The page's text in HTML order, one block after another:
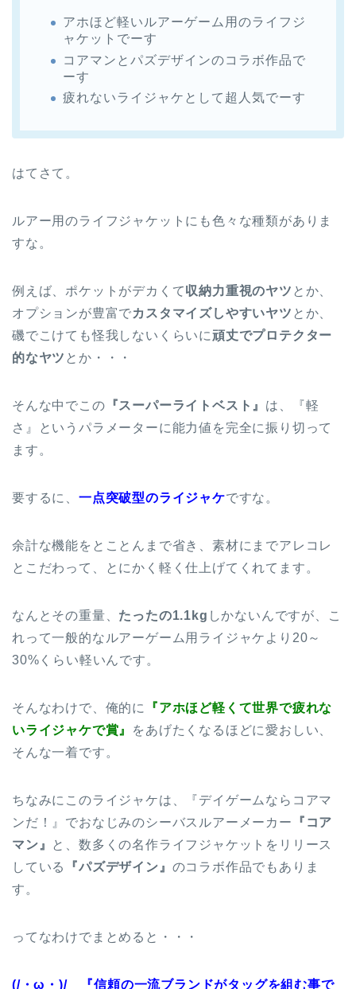
アホほど軽いルアーゲーム用のライフジ
ャケットでーす
コアマンとパズデザインのコラボ作品で
ーす
疲れないライジャケとして超人気でーす
はてさて。
ルアー用のライフジャケットにも色々な種類がありま
すな。
例えば、ポケットがデカくて収納力重視のヤツ とか、
オプションが豊富でカスタマイズしやすいヤツ とか、
磯でこけても怪我しないくらいに頑丈でプロテクター
的なヤツ とか・・・
そんな中でこの 『スーパーライトベスト』 は、『軽
さ』というパラメーターに能力値を完全に振り切って
ます。
要するに、 一点突破型のライジャケですな。
余計な機能をとことんまで省き、素材にまでアレコレ
とこだわって、とにかく軽く仕上げてくれてます。
なんとその重量、 たったの1.1kg しかないんですが、こ
れって一般的なルアーゲーム用ライジャケより20～
30%くらい軽いんです。
そんなわけで、俺的に
『アホほど軽くて世界で疲れな
いライジャケで賞』
をあげたくなるほどに愛おしい、
そんな一着です。
ちなみにこのライジャケは、『デイゲームならコアマ
ンだ！』でおなじみのシーバスルアーメーカー
『コア
マン』
と、数多くの名作ライフジャケットをリリース
している
『パズデザイン』 のコラボ作品でもありま
す。
ってなわけでまとめると・・・
(/・ω・)/ 『信頼の一流ブランドがタッグを組む事で